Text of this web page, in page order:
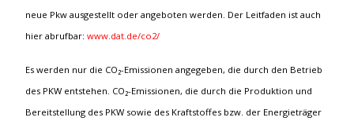
neue Pkw ausgestellt oder angeboten werden. Der Leitfaden ist auch
hier abrufbar: www.dat.de/co2/
Es werden nur die CO₂-Emissionen angegeben, die durch den Betrieb
des PKW entstehen. CO₂-Emissionen, die durch die Produktion und
Bereitstellung des PKW sowie des Kraftstoffes bzw. der Energieträger